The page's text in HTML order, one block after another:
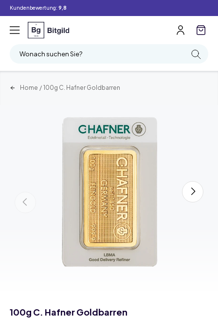
Kundenbewertung: 9,8
Wonach suchen Sie?
Home / 100g C. Hafner Goldbarren
100g C. Hafner Goldbarren